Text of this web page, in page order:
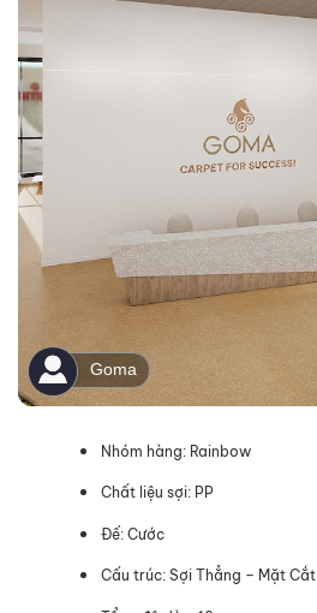
Nhóm hàng: Rainbow
Chất liệu sợi: PP
Đế: Cước
Cấu trúc: Sợi Thẳng – Mặt Cắt